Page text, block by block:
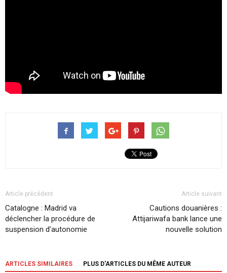
Article précédent
Catalogne : Madrid va
déclencher la procédure de
suspension d’autonomie
Article suivant
Cautions douanières :
Attijariwafa bank lance une
nouvelle solution
ARTICLES SIMILAIRES PLUS D'ARTICLES DU MÊME AUTEUR